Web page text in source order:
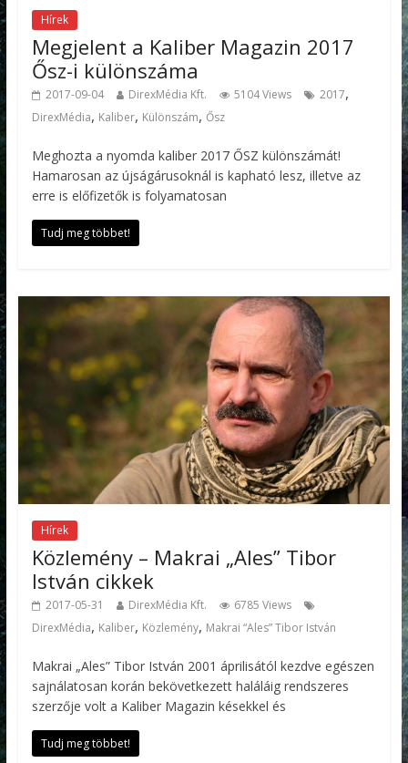
Hírek
Megjelent a Kaliber Magazin 2017
Ősz-i különszáma
2017-09-04 DirexMédia Kft. 5104 Views 2017,
DirexMédia, Kaliber, Különszám, Ősz
Meghozta a nyomda kaliber 2017 ŐSZ különszámát!
Hamarosan az újságárusoknál is kapható lesz, illetve az
erre is előfizetők is folyamatosan
Tudj meg többet!
Hírek
Közlemény – Makrai „Ales” Tibor
István cikkek
2017-05-31 DirexMédia Kft.
6785 Views
DirexMédia, Kaliber, Közlemény, Makrai “Ales” Tibor István
Makrai „Ales” Tibor István 2001 áprilisától kezdve egészen
sajnálatosan korán bekövetkezett haláláig rendszeres
szerzője volt a Kaliber Magazin késekkel és
Tudj meg többet!